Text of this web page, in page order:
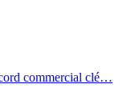
commercial clé…